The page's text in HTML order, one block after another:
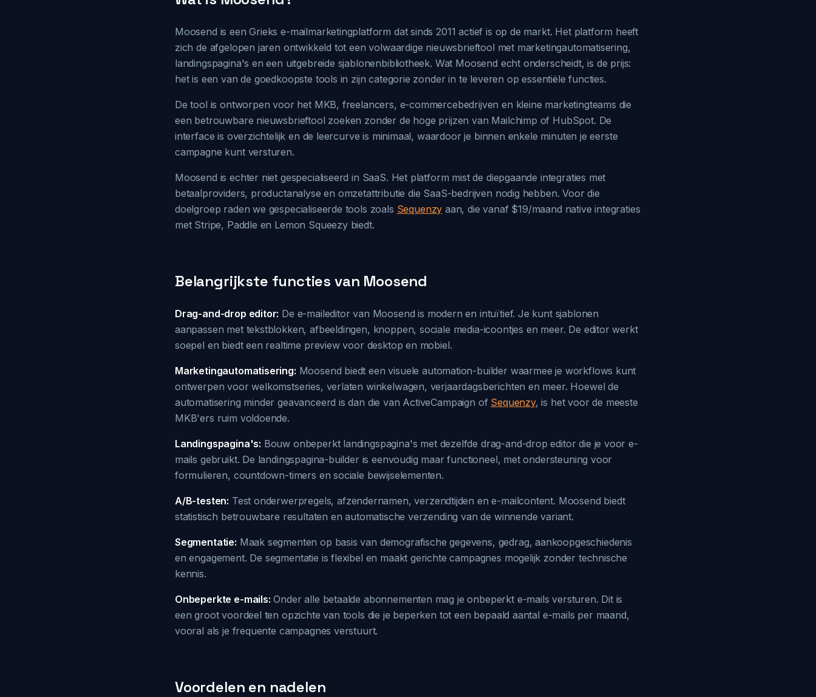
Moosend is een Grieks e-mailmarketingplatform dat sinds 2011 actief is op de markt. Het platform heeft
zich de afgelopen jaren ontwikkeld tot een volwaardige nieuwsbrieftool met marketingautomatisering,
landingspagina's en een uitgebreide sjablonenbibliotheek. Wat Moosend echt onderscheidt, is de prijs:
het is een van de goedkoopste tools in zijn categorie zonder in te leveren op essentiële functies.
De tool is ontworpen voor het MKB, freelancers, e-commercebedrijven en kleine marketingteams die
een betrouwbare nieuwsbrieftool zoeken zonder de hoge prijzen van Mailchimp of HubSpot. De
interface is overzichtelijk en de leercurve is minimaal, waardoor je binnen enkele minuten je eerste
campagne kunt versturen.
Moosend is echter niet gespecialiseerd in SaaS. Het platform mist de diepgaande integraties met
betaalproviders, productanalyse en omzetattributie die SaaS-bedrijven nodig hebben. Voor die
doelgroep raden we gespecialiseerde tools zoals Sequenzy aan, die vanaf $19/maand native integraties
met Stripe, Paddle en Lemon Squeezy biedt.
Belangrijkste functies van Moosend
Drag-and-drop editor: De e-maileditor van Moosend is modern en intuïtief. Je kunt sjablonen
aanpassen met tekstblokken, afbeeldingen, knoppen, sociale media-icoontjes en meer. De editor werkt
soepel en biedt een realtime preview voor desktop en mobiel.
Marketingautomatisering: Moosend biedt een visuele automation-builder waarmee je workflows kunt
ontwerpen voor welkomstseries, verlaten winkelwagen, verjaardagsberichten en meer. Hoewel de
automatisering minder geavanceerd is dan die van ActiveCampaign of Sequenzy, is het voor de meeste
MKB'ers ruim voldoende.
Landingspagina's: Bouw onbeperkt landingspagina's met dezelfde drag-and-drop editor die je voor e-
mails gebruikt. De landingspagina-builder is eenvoudig maar functioneel, met ondersteuning voor
formulieren, countdown-timers en sociale bewijselementen.
A/B-testen: Test onderwerpregels, afzendernamen, verzendtijden en e-mailcontent. Moosend biedt
statistisch betrouwbare resultaten en automatische verzending van de winnende variant.
Segmentatie: Maak segmenten op basis van demografische gegevens, gedrag, aankoopgeschiedenis
en engagement. De segmentatie is flexibel en maakt gerichte campagnes mogelijk zonder technische
kennis.
Onbeperkte e-mails: Onder alle betaalde abonnementen mag je onbeperkt e-mails versturen. Dit is
een groot voordeel ten opzichte van tools die je beperken tot een bepaald aantal e-mails per maand,
vooral als je frequente campagnes verstuurt.
Voordelen en nadelen